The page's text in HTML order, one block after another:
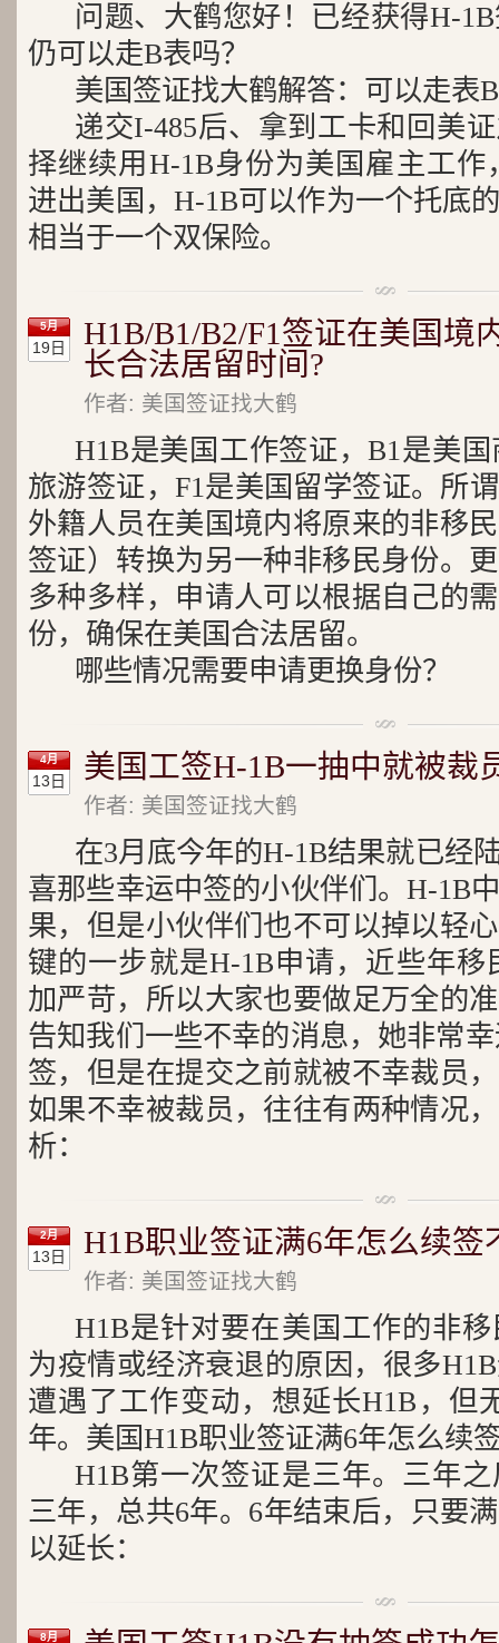
问题、大鹤您好！已经获得H-
仍可以走B表吗？
美国签证找大鹤解答：可以走表
递交I-485后、拿到工卡和回美
择继续用H-1B身份为美国雇主工作
进出美国，H-1B可以作为一个托底
相当于一个双保险。
5月
19日
H1B/B1/B2/F1签证在美国境
长合法居留时间?
作者: 美国签证找大鹤
H1B是美国工作签证，B1是美
旅游签证，F1是美国留学签证。所
外籍人员在美国境内将原来的非移
签证）转换为另一种非移民身份。
多种多样，申请人可以根据自己的
份，确保在美国合法居留。
哪些情况需要申请更换身份？
4月
13日 美国工签H-1B一抽中就被裁
作者: 美国签证找大鹤
在3月底今年的H-1B结果就已经
喜那些幸运中签的小伙伴们。H-1B
果，但是小伙伴们也不可以掉以轻
键的一步就是H-1B申请，近些年移
加严苛，所以大家也要做足万全的
告知我们一些不幸的消息，她非常
签，但是在提交之前就被不幸裁员
如果不幸被裁员，往往有两种情况
析：
2月
13日 H1B职业签证满6年怎么续签
作者: 美国签证找大鹤
H1B是针对要在美国工作的非
为疫情或经济衰退的原因，很多
遭遇了工作变动，想延长H1B，但
年。美国H1B职业签证满6年怎么续
H1B第一次签证是三年。三年
三年，总共6年。6年结束后，只要
以延长：
8月